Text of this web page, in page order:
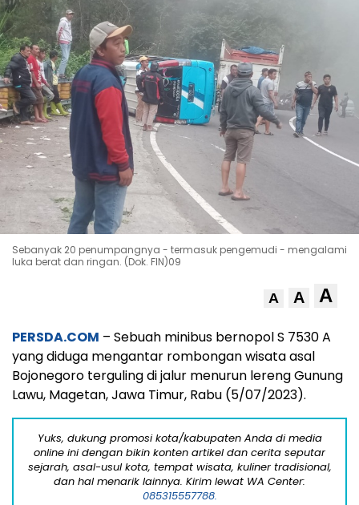
Sebanyak 20 penumpangnya - termasuk pengemudi - mengalami
luka berat dan ringan. (Dok. FIN)09
A A A
PERSDA.COM – Sebuah minibus bernopol S 7530 A
yang diduga mengantar rombongan wisata asal
Bojonegoro terguling di jalur menurun lereng Gunung
Lawu, Magetan, Jawa Timur, Rabu (5/07/2023).
Yuks, dukung promosi kota/kabupaten Anda di media
online ini dengan bikin konten artikel dan cerita seputar
sejarah, asal-usul kota, tempat wisata, kuliner tradisional,
dan hal menarik lainnya. Kirim lewat WA Center:
085315557788.